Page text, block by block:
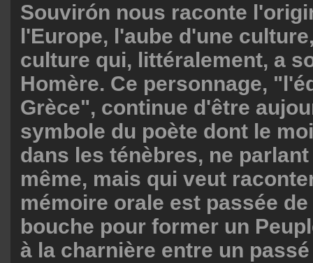
Souvirón nous raconte
l'Europe, l'aube d'une
culture qui, littéralement, a
Homère. Ce personnage,
Grèce", continue d'être
symbole du poète dont le
dans les ténèbres, ne
même, mais qui veut
mémoire orale est passée
bouche pour former un
à la charnière entre un